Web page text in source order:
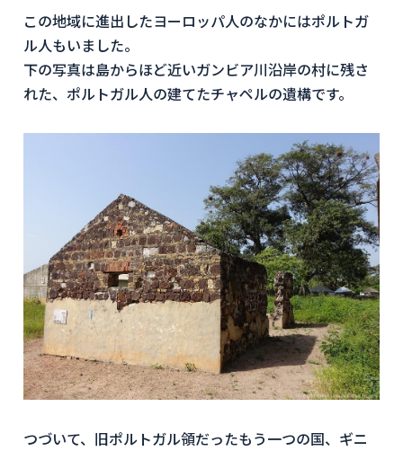
この地域に進出したヨーロッパ人のなかにはポルトガ
ル人もいました。
下の写真は島からほど近いガンビア川沿岸の村に残さ
れた、ポルトガル人の建てたチャペルの遺構です。
つづいて、旧ポルトガル領だったもう一つの国、ギニ